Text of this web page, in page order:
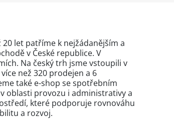
20 let patříme k nejžádanějším a
v České republice. V
Na český trh jsme vstoupili v
než 320 prodejen a 6
také e-shop se spotřebním
oblasti provozu i administrativy a
které podporuje rovnováhu
a rozvoj.